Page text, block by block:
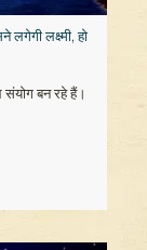
लगेगी लक्ष्मी, हो
संयोग बन रहे हैं।